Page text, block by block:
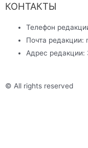
КОНТАКТЫ
Телефон
Почта редакции:
Адрес редакции:
© All rights reserved